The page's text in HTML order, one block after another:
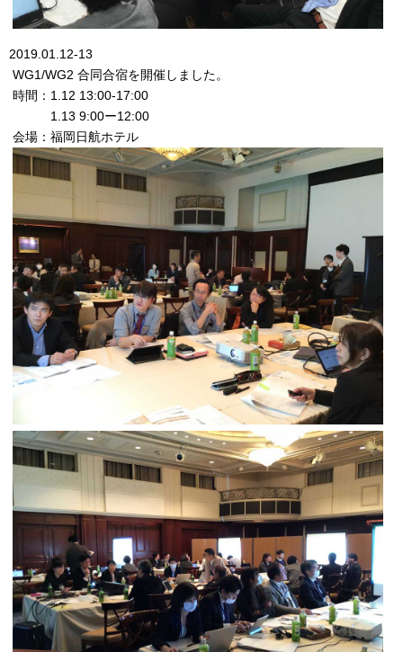
2019.01.12-13
WG1/WG2 合同合宿を開催しました。
時間：1.12 13:00-17:00
1.13 9:00ー12:00
会場：福岡日航ホテル